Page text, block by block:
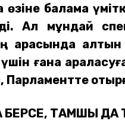
балама
Ал мұндай
арасында
үшін ғана
Парламентте
БЕРСЕ, ТАМШЫ ДА